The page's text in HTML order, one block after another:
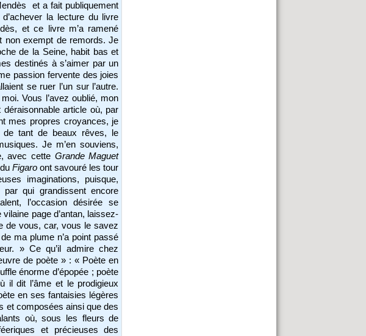
et a fait publiquement
la lecture du livre
et ce livre m’a ramené
non exempt de remords. Je
de la Seine, habit bas et
destinés à s’aimer par un
passion fervente des joies
se ruer l’un sur l’autre.
Vous l’avez oublié, mon
article où, par
mes propres croyances, je
tant de beaux rêves, le
Je m’en souviens,
avec cette Grande Maguet
Figaroont savouré les tour
imaginations, puisque,
par qui grandissent encore
l’occasion désirée se
page d’antan, laissez-
de vous, car, vous le savez
ma plume n’a point passé
» Ce qu’il admire chez
de poète » : « Poète en
énorme d’épopée ; poète
il dit l’âme et le prodigieux
en ses fantaisies légères
et composées ainsi que des
où, sous les fleurs de
et précieuses des